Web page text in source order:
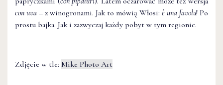
con uva – z winogronami. Jak to mówią Włosi: è una favola! Po
prostu bajka. Jak i zazwyczaj każdy pobyt w tym regionie.
Zdjęcie w tle: Mike Photo Art